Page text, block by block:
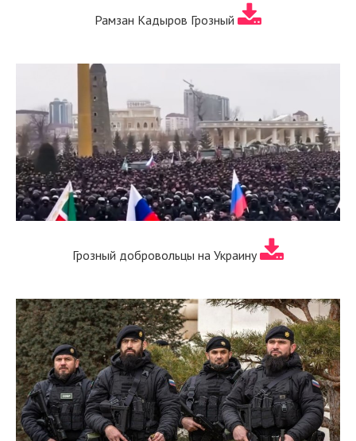
Рамзан Кадыров Грозный
Грозный добровольцы на Украину